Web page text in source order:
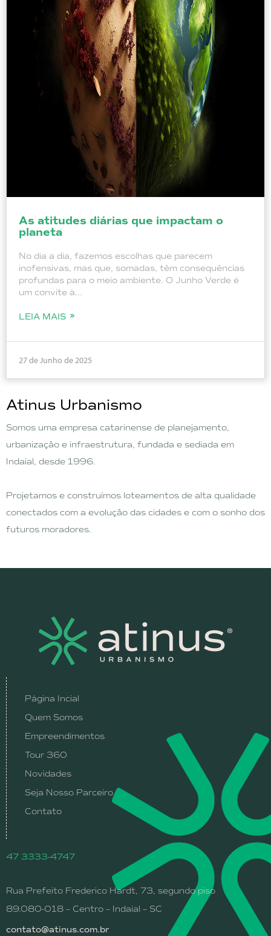
As atitudes diárias que impactam o
planeta
No dia a dia, fazemos escolhas que parecem
inofensivas, mas que, somadas, têm consequências
profundas para o meio ambiente. O Junho Verde é
um convite à...
LEIA MAIS
27 de Junho de 2025
Atinus Urbanismo
Somos uma empresa catarinense de planejamento,
urbanização e infraestrutura, fundada e sediada em
Indaial, desde 1996.
Projetamos e construímos loteamentos de alta qualidade
conectados com a evolução das cidades e com o sonho dos
futuros moradores.
Página Incial
Quem Somos
Empreendimentos
Tour 360
Novidades
Seja Nosso Parceiro
Contato
47 3333-4747
Rua Prefeito Frederico Hardt, 73, segundo piso
89.080-018 – Centro – Indaial – SC
contato@atinus.com.br